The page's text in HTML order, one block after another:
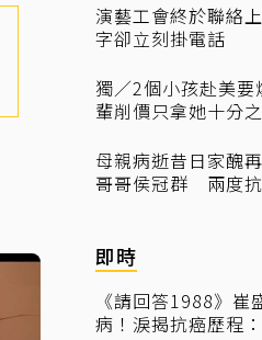
演藝工會終於聯絡
字卻立刻掛電話
獨／2個小孩赴美
輩削價只拿她十分
母親病逝昔日家醜
哥哥侯冠群 兩度
即時
《請回答1988》崔
病！淚揭抗癌歷程